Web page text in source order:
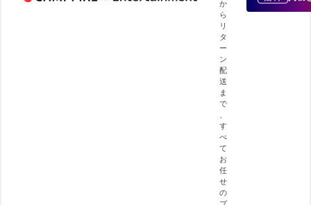
か
ら
リ
タ
ー
ン
配
送
ま
で
、
す
べ
て
お
任
せ
の